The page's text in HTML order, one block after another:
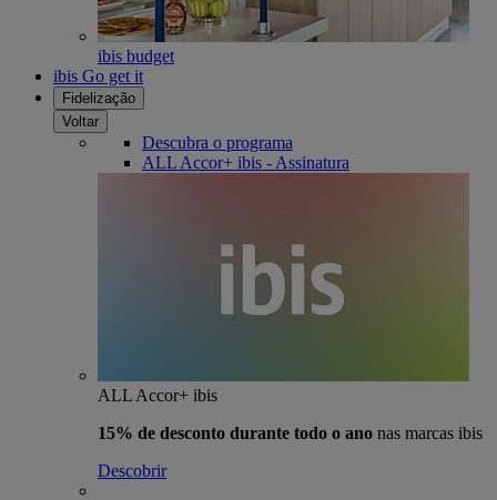
ibis budget
ibis Go get it
Fidelização
Voltar
Descubra o programa
ALL Accor+ ibis - Assinatura
ALL Accor+ ibis
15% de desconto durante todo o ano nas marcas ibis
Descobrir